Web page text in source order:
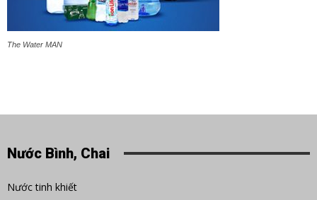
The Water MAN
Nước Bình, Chai
Nước tinh khiết